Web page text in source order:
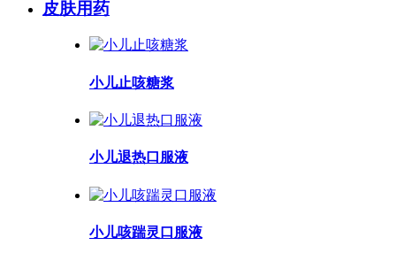
皮肤用药
小儿止咳糖浆
小儿退热口服液
小儿咳踹灵口服液